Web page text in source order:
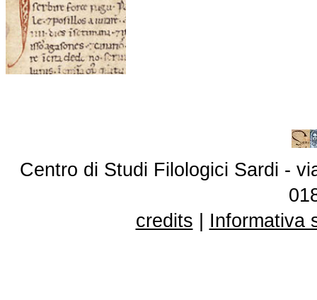
Centro di Studi Filologici Sardi -
credits
Informativa